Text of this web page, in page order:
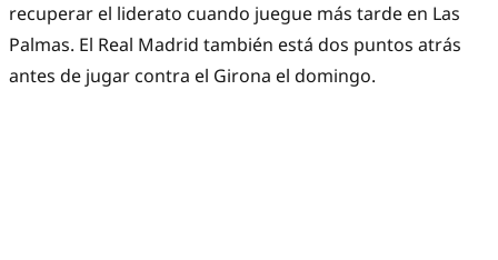
recuperar el liderato cuando juegue más tarde en Las
Palmas. El Real Madrid también está dos puntos atrás
antes de jugar contra el Girona el domingo.